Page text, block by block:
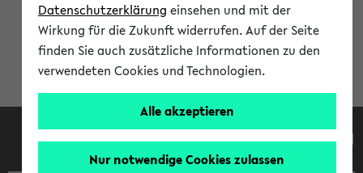
Anmeldung am eKVV
Datenschutzerklärung einsehen und mit der
Wirkung für die Zukunft widerrufen. Auf der Seite
finden Sie auch zusätzliche Informationen zu den
verwendeten Cookies und Technologien.
Alle akzeptieren
Nur notwendige Cookies zulassen